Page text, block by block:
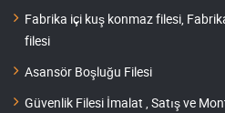
Fabrika içi kuş konmaz filesi,
filesi
Asansör Boşluğu Filesi
Güvenlik Filesi İmalat , Satış ve